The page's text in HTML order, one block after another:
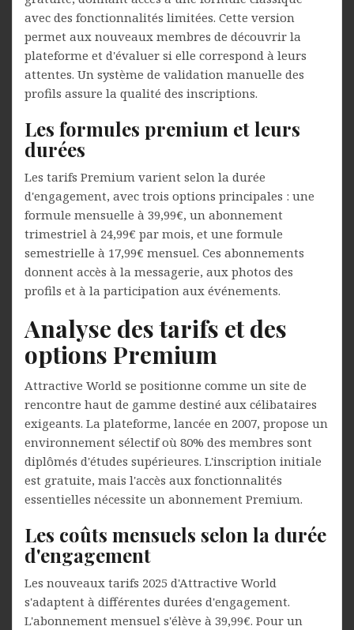
avec des fonctionnalités limitées. Cette version
permet aux nouveaux membres de découvrir la
plateforme et d'évaluer si elle correspond à leurs
attentes. Un système de validation manuelle des
profils assure la qualité des inscriptions.
Les formules premium et leurs
durées
Les tarifs Premium varient selon la durée
d'engagement, avec trois options principales : une
formule mensuelle à 39,99€, un abonnement
trimestriel à 24,99€ par mois, et une formule
semestrielle à 17,99€ mensuel. Ces abonnements
donnent accès à la messagerie, aux photos des
profils et à la participation aux événements.
Analyse des tarifs et des
options Premium
Attractive World se positionne comme un site de
rencontre haut de gamme destiné aux célibataires
exigeants. La plateforme, lancée en 2007, propose un
environnement sélectif où 80% des membres sont
diplômés d'études supérieures. L'inscription initiale
est gratuite, mais l'accès aux fonctionnalités
essentielles nécessite un abonnement Premium.
Les coûts mensuels selon la durée
d'engagement
Les nouveaux tarifs 2025 d'Attractive World
s'adaptent à différentes durées d'engagement.
L'abonnement mensuel s'élève à 39,99€. Pour un